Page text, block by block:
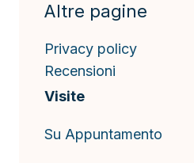
Altre pagine
Privacy policy
Recensioni
Visite
Su Appuntamento